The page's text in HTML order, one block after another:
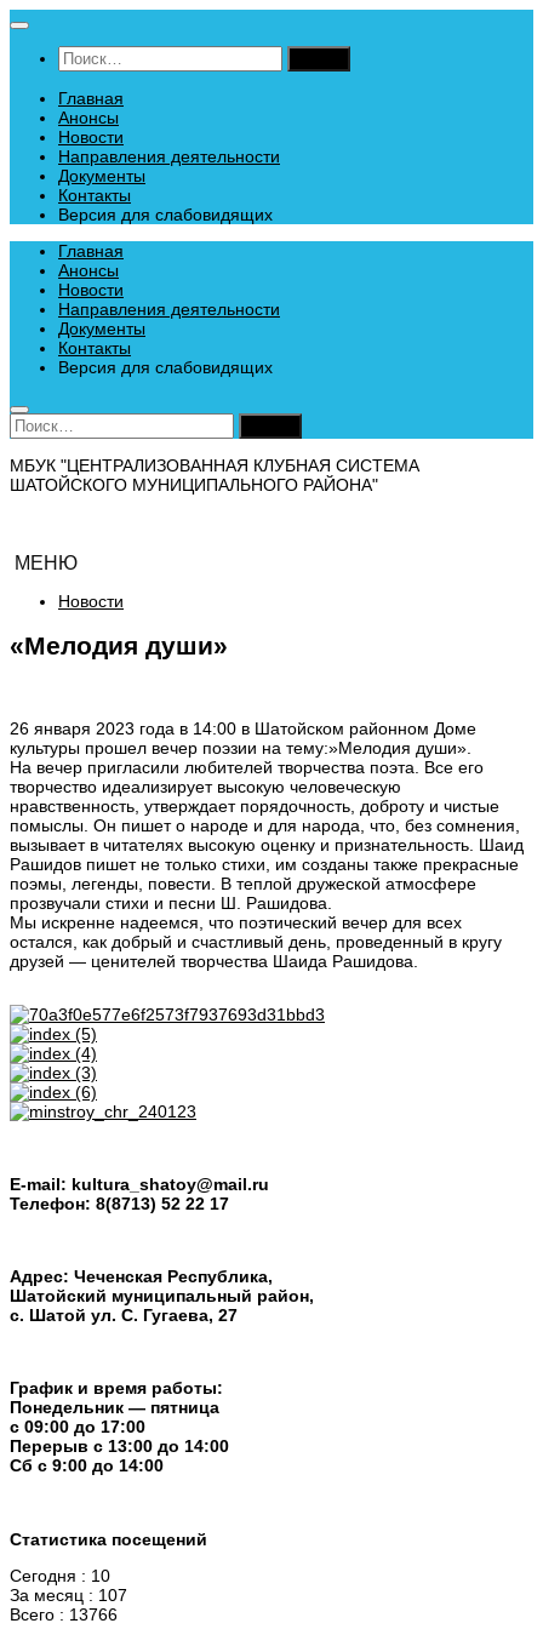
Перейти
содержимому
Найти:
Главная
Анонсы
Новости
Направления деятельности
Документы
Контакты
Версия для слабовидящих
Главная
Анонсы
Новости
Направления деятельности
Документы
Контакты
Версия для слабовидящих
Найти:
МБУК "ЦЕНТРАЛИЗОВАННАЯ КЛУБНАЯ СИСТЕМА
ШАТОЙСКОГО МУНИЦИПАЛЬНОГО РАЙОНА"
МЕНЮ
Новости
«Мелодия души»
26 января 2023 года в 14:00 в Шатойском районном Доме
культуры прошел вечер поэзии на тему:»Мелодия души».
На вечер пригласили любителей творчества поэта. Все его
творчество идеализирует высокую человеческую
нравственность, утверждает порядочность, доброту и чистые
помыслы. Он пишет о народе и для народа, что, без сомнения,
вызывает в читателях высокую оценку и признательность. Шаид
Рашидов пишет не только стихи, им созданы также прекрасные
поэмы, легенды, повести. В теплой дружеской атмосфере
прозвучали стихи и песни Ш. Рашидова.
Мы искренне надеемся, что поэтический вечер для всех
остался, как добрый и счастливый день, проведенный в кругу
друзей — ценителей творчества Шаида Рашидова.
E-mail: kultura_shatoy@mail.ru
Телефон: 8(8713) 52 22 17
Адрес: Чеченская Республика,
Шатойский муниципальный район,
с. Шатой ул. С. Гугаева, 27
График и время работы:
Понедельник — пятница
с 09:00 до 17:00
Перерыв c 13:00 до 14:00
Cб с 9:00 до 14:00
Статистика посещений
Сегодня : 10
За месяц : 107
Всего : 13766